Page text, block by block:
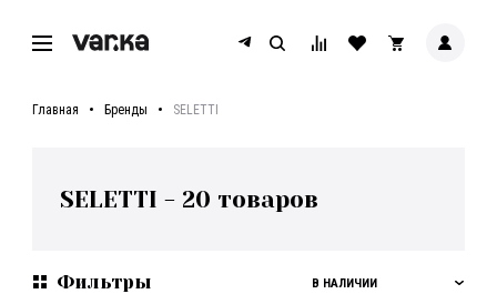
Главная Бренды SELETTI
SELETTI - 20 товаров
Фильтры В НАЛИЧИИ